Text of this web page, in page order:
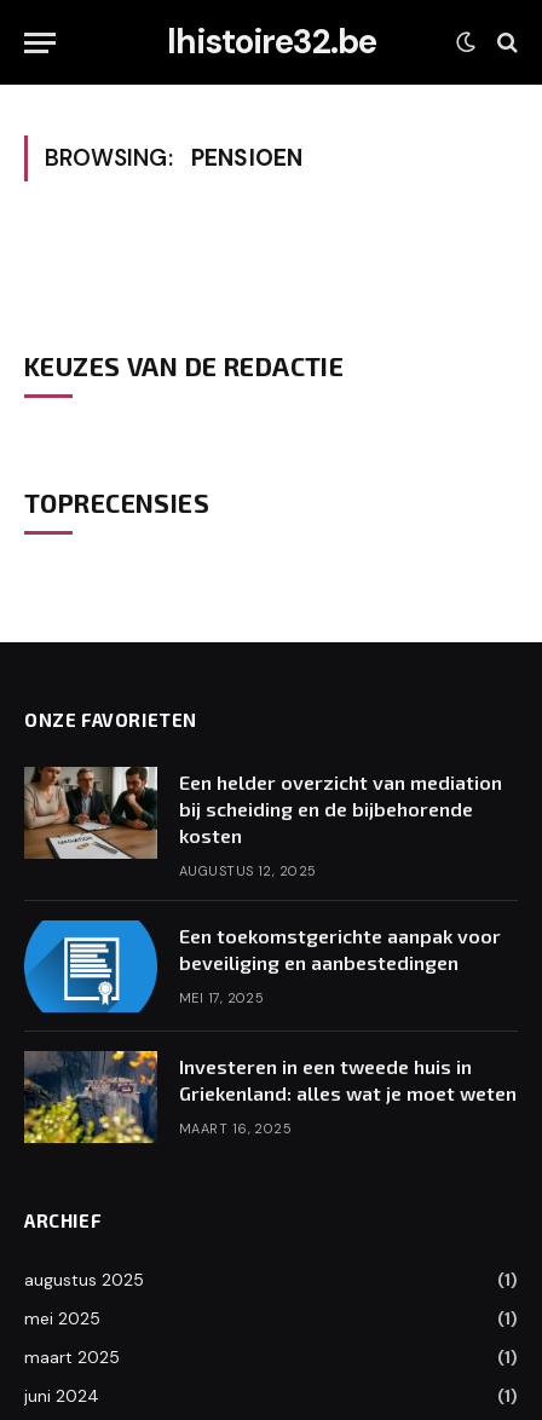
lhistoire32.be
BROWSING: PENSIOEN
KEUZES VAN DE REDACTIE
TOPRECENSIES
ONZE FAVORIETEN
Een helder overzicht van mediation
bij scheiding en de bijbehorende
kosten
AUGUSTUS 12, 2025
Een toekomstgerichte aanpak voor
beveiliging en aanbestedingen
MEI 17, 2025
Investeren in een tweede huis in
Griekenland: alles wat je moet weten
MAART 16, 2025
ARCHIEF
augustus 2025
(1)
mei 2025
(1)
maart 2025
(1)
juni 2024
(1)